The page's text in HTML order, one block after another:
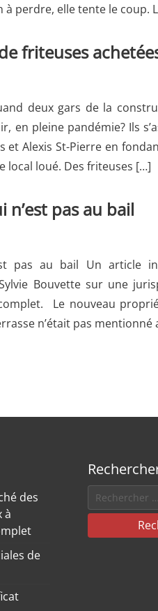
à perdre, elle tente le coup.
friteuses
deux gars de la
en pleine pandémie? Ils
et Alexis St-Pierre en
local loué. Des friteuses […]
n’est pas au bail
pas au bail Un article
Bouvette sur une
Le nouveau
n’était pas mentionné
des
à
de